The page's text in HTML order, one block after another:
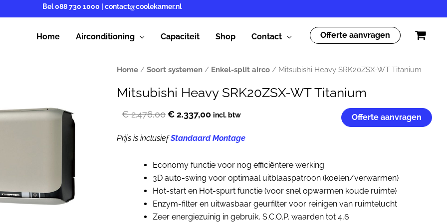
Bel088 730 1000 contact@coolekamer.nl
Home Airconditioning Capaciteit Shop Contact Offerte aanvragen
Home / Soort systemen / Enkel-split airco / Mitsubishi Heavy SRK20ZSX-WT Titanium
Mitsubishi Heavy SRK20ZSX-WT Titanium
€2.476,00Oorspronkelijke
was:
€2.337,00Huidige
is:
incl. btw Offerte aanvragen
Prijs is inclusiefStandaard Montage
Economy functie voor nog efficiëntere werking
3D auto-swing voor optimaal uitblaaspatroon (koelen/verwarmen)
Hot-start en Hot-spurt functie (voor snel opwarmen koude ruimte)
Enzym-filter en uitwasbaar geurfilter voor reinigen van ruimtelucht
Zeer energiezuinig in gebruik, S.C.O.P. waarden tot 4,6